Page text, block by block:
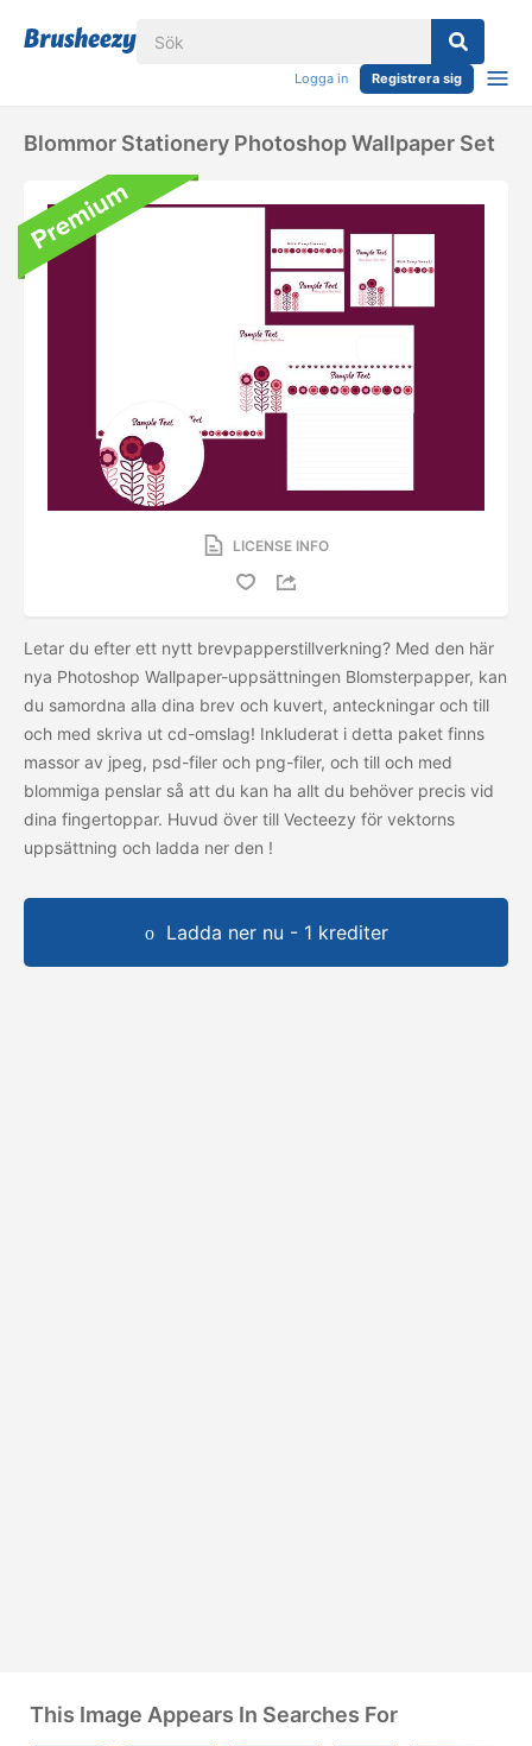
Logga in Registrera sig
Blommor Stationery Photoshop Wallpaper Set
LICENSE INFO
Letar du efter ett nytt brevpapperstillverkning? Med den här
nya Photoshop Wallpaper-uppsättningen Blomsterpapper, kan
du samordna alla dina brev och kuvert, anteckningar och till
och med skriva ut cd-omslag! Inkluderat i detta paket finns
massor av jpeg, psd-filer och png-filer, och till och med
blommiga penslar så att du kan ha allt du behöver precis vid
dina fingertoppar. Huvud över till Vecteezy för vektorns
uppsättning och ladda ner den !
Ladda ner nu - 1 krediter
This Image Appears In Searches For